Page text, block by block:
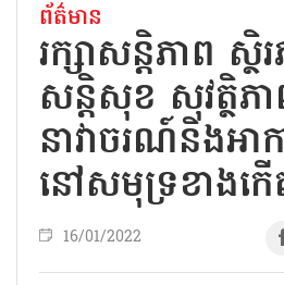
ព័ត៌មាន
រក្សាសន្តិភាព ស្ថិ
សន្តិសុខ សុវត្ថិភ
នាវាចរណ៍និងអ
នៅសមុទ្រខាងក
16/01/2022